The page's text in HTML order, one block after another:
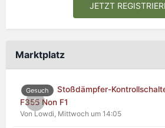
JETZT
Marktplatz
0
Gesuch
Stoßdämpfer-
F355 Non F1
Von Lowdi, Mittwoch um 14:05